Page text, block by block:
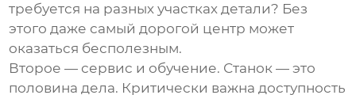
требуется на разных участках детали? Без
этого даже самый дорогой центр может
оказаться бесполезным.
Второе — сервис и обучение. Станок — это
половина дела. Критически важна доступность